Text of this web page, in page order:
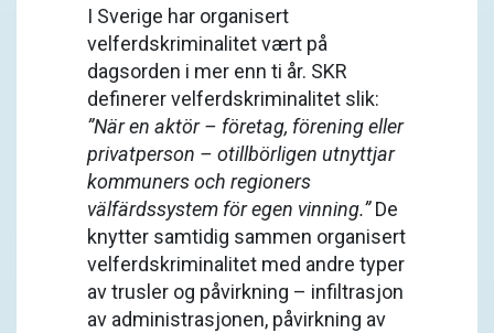
I Sverige har organisert
velferdskriminalitet vært på
dagsorden i mer enn ti år. SKR
definerer velferdskriminalitet slik:
”När en aktör – företag, förening eller
privatperson – otillbörligen utnyttjar
kommuners och regioners
välfärdssystem för egen vinning.”De
knytter samtidig sammen organisert
velferdskriminalitet med andre typer
av trusler og påvirkning – infiltrasjon
av administrasjonen, påvirkning av